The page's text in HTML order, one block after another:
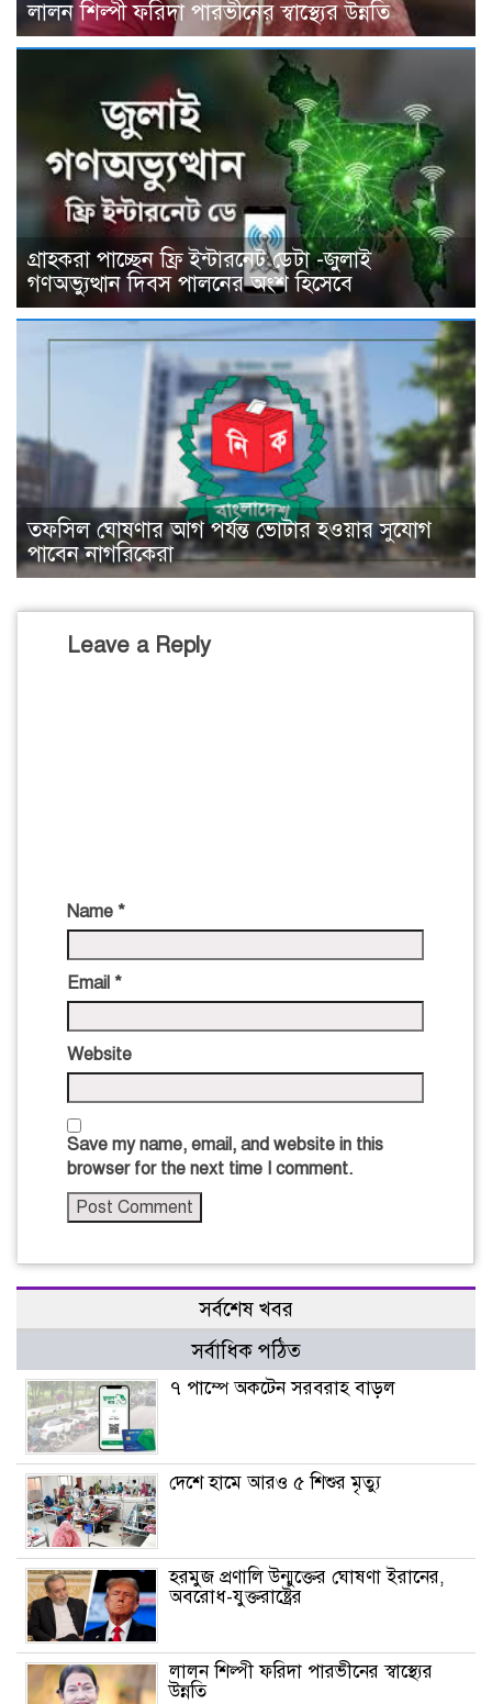
লালন শিল্পী ফরিদা পারভীনের স্বাস্থ্যের উন্নতি
গ্রাহকরা পাচ্ছেন ফ্রি ইন্টারনেট ডেটা -জুলাই
গণঅভ্যুত্থান দিবস পালনের অংশ হিসেবে
তফসিল ঘোষণার আগ পর্যন্ত ভোটার হওয়ার সুযোগ
পাবেন নাগরিকেরা
Leave a Reply
Name *
Email *
Website
Save my name, email, and website in this
browser for the next time I comment.
সর্বশেষ খবর
সর্বাধিক পঠিত
৭ পাম্পে অকটেন সরবরাহ বাড়ল
দেশে হামে আরও ৫ শিশুর মৃত্যু
হরমুজ প্রণালি উন্মুক্তের ঘোষণা ইরানের,
অবরোধ-যুক্তরাষ্ট্রের
লালন শিল্পী ফরিদা পারভীনের স্বাস্থ্যের
উন্নতি